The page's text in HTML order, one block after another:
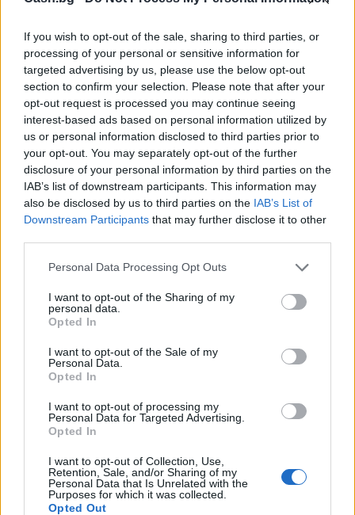
If you wish to opt-out of the sale, sharing to third parties, or
processing of your personal or sensitive information for
targeted advertising by us, please use the below opt-out
section to confirm your selection. Please note that after your
opt-out request is processed you may continue seeing
interest-based ads based on personal information utilized by
us or personal information disclosed to third parties prior to
your opt-out. You may separately opt-out of the further
disclosure of your personal information by third parties on the
IAB’s list of downstream participants. This information may
also be disclosed by us to third parties on the IAB’s List of
Downstream Participants that may further disclose it to other
Personal Data Processing Opt Outs
I want to opt-out of the Sharing of my
personal data.
Opted In
I want to opt-out of the Sale of my
Personal Data.
Opted In
I want to opt-out of processing my
Personal Data for Targeted Advertising.
Opted In
I want to opt-out of Collection, Use,
Retention, Sale, and/or Sharing of my
Personal Data that Is Unrelated with the
Purposes for which it was collected.
Opted Out
Френска инвестиция активира
изграждането на интерконектора
между Гърция и Кипър
Износът на електромобили от Китай
е нараснал със 120%